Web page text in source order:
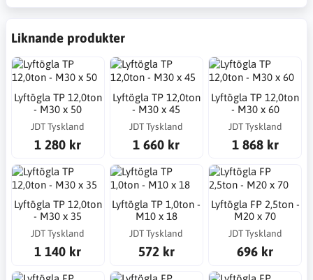
Liknande produkter
Lyftögla TP 12,0ton
- M30 x 50
JDT Tyskland
1 280 kr
Lyftögla TP 12,0ton
- M30 x 45
JDT Tyskland
1 660 kr
Lyftögla TP 12,0ton
- M30 x 60
JDT Tyskland
1 868 kr
Lyftögla TP 12,0ton
- M30 x 35
JDT Tyskland
1 140 kr
Lyftögla TP 1,0ton -
M10 x 18
JDT Tyskland
572 kr
Lyftögla FP 2,5ton -
M20 x 70
JDT Tyskland
696 kr